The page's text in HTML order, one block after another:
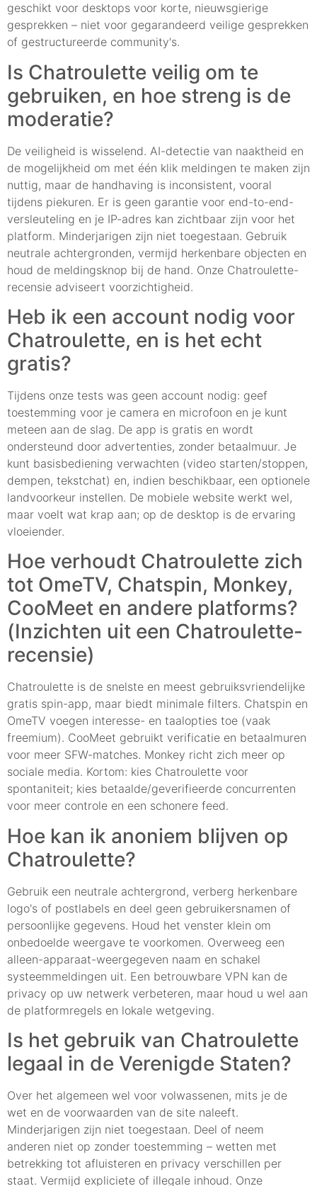
geschikt voor desktops voor korte, nieuwsgierige
gesprekken – niet voor gegarandeerd veilige gesprekken
of gestructureerde community's.
Is Chatroulette veilig om te
gebruiken, en hoe streng is de
moderatie?
De veiligheid is wisselend. AI-detectie van naaktheid en
de mogelijkheid om met één klik meldingen te maken zijn
nuttig, maar de handhaving is inconsistent, vooral
tijdens piekuren. Er is geen garantie voor end-to-end-
versleuteling en je IP-adres kan zichtbaar zijn voor het
platform. Minderjarigen zijn niet toegestaan. Gebruik
neutrale achtergronden, vermijd herkenbare objecten en
houd de meldingsknop bij de hand. Onze Chatroulette-
recensie adviseert voorzichtigheid.
Heb ik een account nodig voor
Chatroulette, en is het echt
gratis?
Tijdens onze tests was geen account nodig: geef
toestemming voor je camera en microfoon en je kunt
meteen aan de slag. De app is gratis en wordt
ondersteund door advertenties, zonder betaalmuur. Je
kunt basisbediening verwachten (video starten/stoppen,
dempen, tekstchat) en, indien beschikbaar, een optionele
landvoorkeur instellen. De mobiele website werkt wel,
maar voelt wat krap aan; op de desktop is de ervaring
vloeiender.
Hoe verhoudt Chatroulette zich
tot OmeTV, Chatspin, Monkey,
CooMeet en andere platforms?
(Inzichten uit een Chatroulette-
recensie)
Chatroulette is de snelste en meest gebruiksvriendelijke
gratis spin-app, maar biedt minimale filters. Chatspin en
OmeTV voegen interesse- en taalopties toe (vaak
freemium). CooMeet gebruikt verificatie en betaalmuren
voor meer SFW-matches. Monkey richt zich meer op
sociale media. Kortom: kies Chatroulette voor
spontaniteit; kies betaalde/geverifieerde concurrenten
voor meer controle en een schonere feed.
Hoe kan ik anoniem blijven op
Chatroulette?
Gebruik een neutrale achtergrond, verberg herkenbare
logo's of postlabels en deel geen gebruikersnamen of
persoonlijke gegevens. Houd het venster klein om
onbedoelde weergave te voorkomen. Overweeg een
alleen-apparaat-weergegeven naam en schakel
systeemmeldingen uit. Een betrouwbare VPN kan de
privacy op uw netwerk verbeteren, maar houd u wel aan
de platformregels en lokale wetgeving.
Is het gebruik van Chatroulette
legaal in de Verenigde Staten?
Over het algemeen wel voor volwassenen, mits je de
wet en de voorwaarden van de site naleeft.
Minderjarigen zijn niet toegestaan. Deel of neem
anderen niet op zonder toestemming – wetten met
betrekking tot afluisteren en privacy verschillen per
staat. Vermijd expliciete of illegale inhoud. Onze